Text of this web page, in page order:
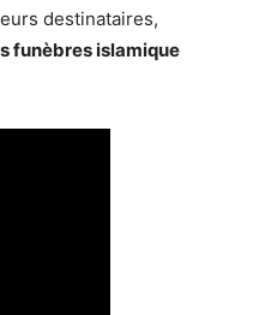
destinataires,
funèbres islamique